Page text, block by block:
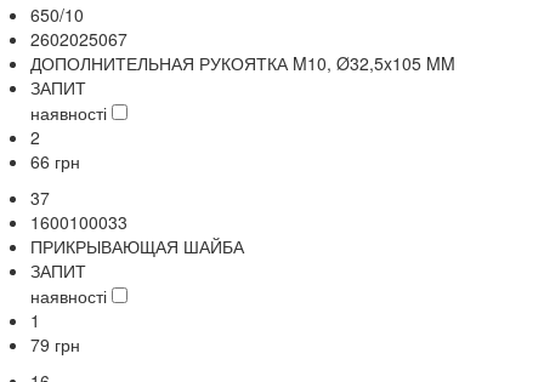
650/10
2602025067
ДОПОЛНИТЕЛЬНАЯ РУКОЯТКА M10, Ø32,5x105 MM
ЗАПИТ
наявності
2
66 грн
37
1600100033
ПРИКРЫВАЮЩАЯ ШАЙБА
ЗАПИТ
наявності
1
79 грн